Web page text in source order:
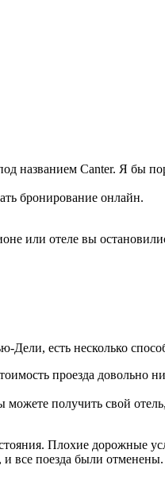
названием Canter. Я бы
бронирование онлайн.
или отеле вы
есть несколько
проезда довольно
получить свой
Плохие дорожные
все поезда были